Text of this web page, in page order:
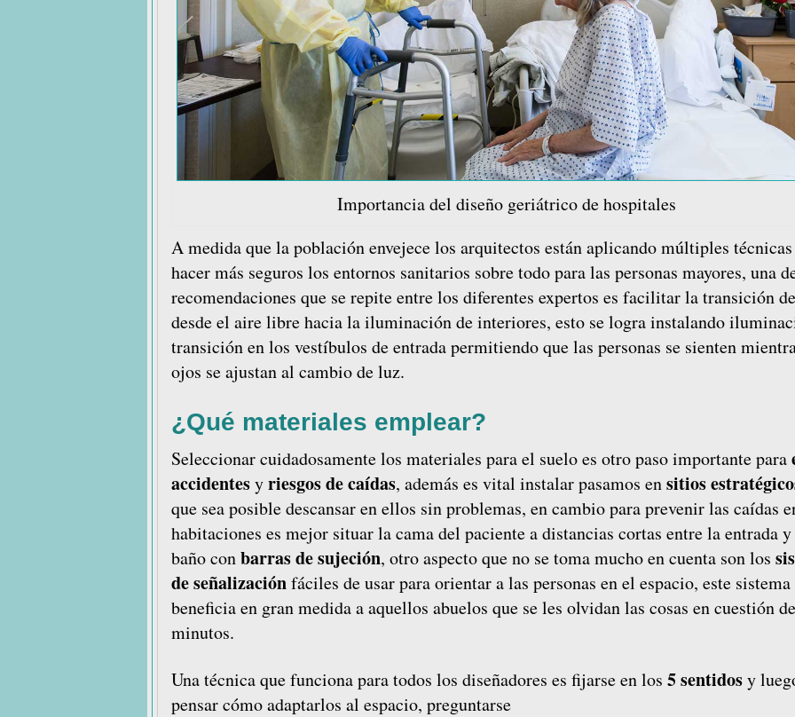
Importancia del diseño geriátrico de hospitales
A medida que la población envejece los arquitectos están aplicando múltiples
hacer más seguros los entornos sanitarios sobre todo para las personas mayores, una
recomendaciones que se repite entre los diferentes expertos es facilitar la transición
desde el aire libre hacia la iluminación de interiores, esto se logra instalando
transición en los vestíbulos de entrada permitiendo que las personas se sienten
ojos se ajustan al cambio de luz.
¿Qué materiales emplear?
Seleccionar cuidadosamente los materiales para el suelo es otro paso importante para
accidentesyriesgos de caídas, además es vital instalar pasamos ensitios
que sea posible descansar en ellos sin problemas, en cambio para prevenir las caídas
habitaciones es mejor situar la cama del paciente a distancias cortas entre la entrada
baño conbarras de sujeción, otro aspecto que no se toma mucho en cuenta son los
de señalizaciónfáciles de usar para orientar a las personas en el espacio, este sistema
beneficia en gran medida a aquellos abuelos que se les olvidan las cosas en cuestión de
minutos.
Una técnica que funciona para todos los diseñadores es fijarse en los 5 sentidosy
pensar cómo adaptarlos al espacio, preguntarse